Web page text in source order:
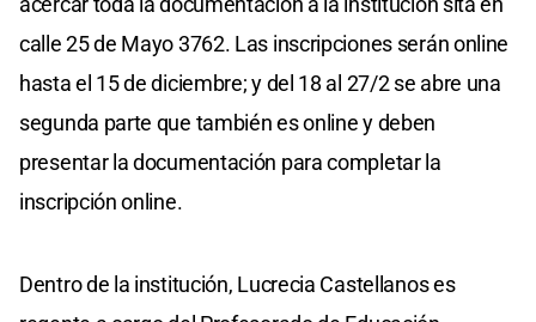
calle 25 de Mayo 3762. Las inscripciones serán online
hasta el 15 de diciembre; y del 18 al 27/2 se abre una
segunda parte que también es online y deben
presentar la documentación para completar la
inscripción online.
Dentro de la institución, Lucrecia Castellanos es